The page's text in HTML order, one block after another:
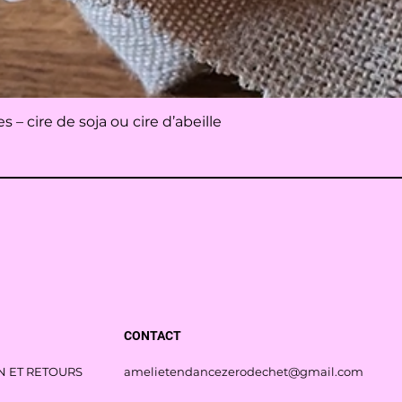
Aperçu rapide
– cire de soja ou cire d’abeille
CONTACT
ET RETOURS amelietendancezerodechet@gmail.com